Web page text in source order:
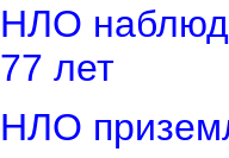
НЛО
77 лет
НЛО